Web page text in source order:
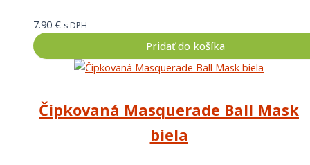
7.90 € s DPH
Pridať do košíka
Čipkovaná Masquerade Ball Mask
biela